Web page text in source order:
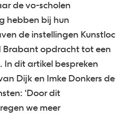
de vo-scholen
hebben bij hun
de instellingen Kunstloc
Brabant opdracht tot een
In dit artikel bespreken
Dijk en Imke Donkers de
‘Door dit
we meer